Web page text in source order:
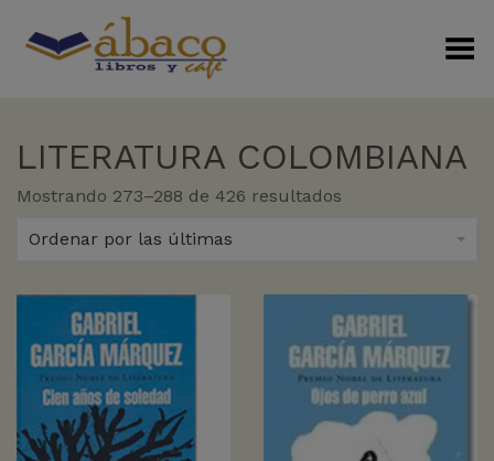
Menú Alterno
LITERATURA COLOMBIANA
Mostrando 273–288 de 426 resultados
Ordenar por las últimas